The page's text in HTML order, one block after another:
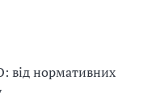
від нормативних